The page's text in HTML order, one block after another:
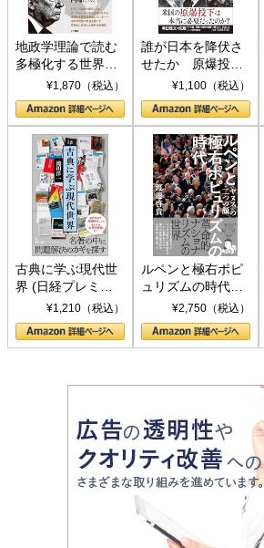
地政学理論で読む
多極化する世界：
トランプとBRICS
の挑戦
¥1,870（税込）
誰が日本を降伏さ
せたか 原爆投
下、ソ連参戦、そ
して聖断 (PHP新
書)
¥1,100（税込）
古典に学ぶ現代世
界 (日経プレミア
シリーズ)¥1,210（税込）
ルペンと極右ポピ
ュリズムの時代：
〈ヤヌス〉の二つ
の顔
¥2,750（税込）